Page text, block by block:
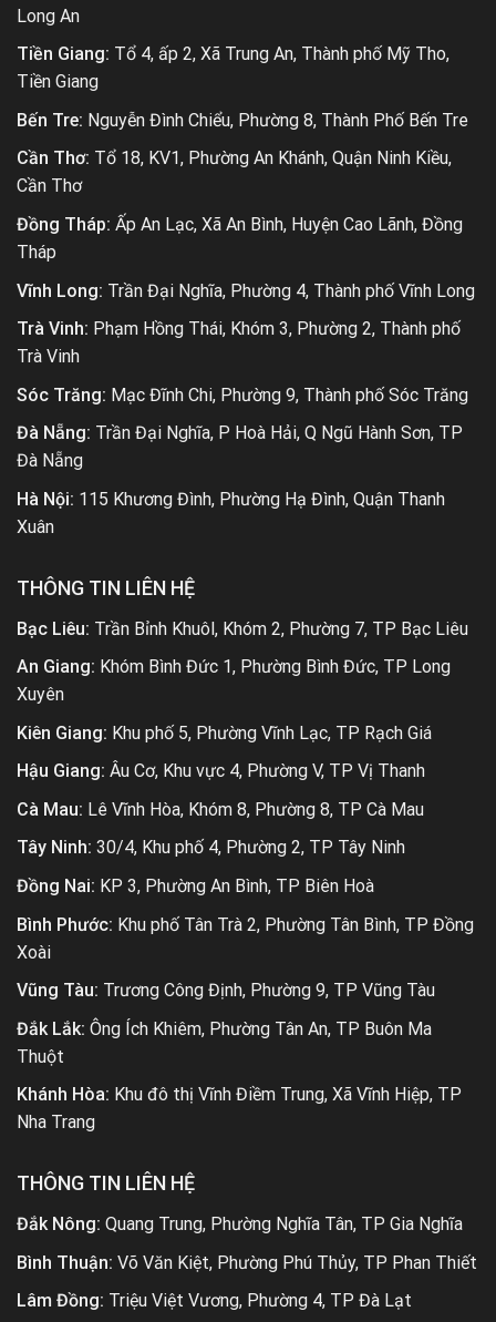
Long An
Tiền Giang: Tổ 4, ấp 2, Xã Trung An, Thành phố Mỹ Tho,
Tiền Giang
Bến Tre: Nguyễn Đình Chiểu, Phường 8, Thành Phố Bến Tre
Cần Thơ: Tổ 18, KV1, Phường An Khánh, Quận Ninh Kiều,
Cần Thơ
Đồng Tháp: Ấp An Lạc, Xã An Bình, Huyện Cao Lãnh, Đồng
Tháp
Vĩnh Long: Trần Đại Nghĩa, Phường 4, Thành phố Vĩnh Long
Trà Vinh: Phạm Hồng Thái, Khóm 3, Phường 2, Thành phố
Trà Vinh
Sóc Trăng: Mạc Đĩnh Chi, Phường 9, Thành phố Sóc Trăng
Đà Nẵng: Trần Đại Nghĩa, P Hoà Hải, Q Ngũ Hành Sơn, TP
Đà Nẵng
Hà Nội: 115 Khương Đình, Phường Hạ Đình, Quận Thanh
Xuân
THÔNG TIN LIÊN HỆ
Bạc Liêu: Trần Bỉnh Khuôl, Khóm 2, Phường 7, TP Bạc Liêu
An Giang: Khóm Bình Đức 1, Phường Bình Đức, TP Long
Xuyên
Kiên Giang: Khu phố 5, Phường Vĩnh Lạc, TP Rạch Giá
Hậu Giang: Âu Cơ, Khu vực 4, Phường V, TP Vị Thanh
Cà Mau: Lê Vĩnh Hòa, Khóm 8, Phường 8, TP Cà Mau
Tây Ninh: 30/4, Khu phố 4, Phường 2, TP Tây Ninh
Đồng Nai: KP 3, Phường An Bình, TP Biên Hoà
Bình Phước: Khu phố Tân Trà 2, Phường Tân Bình, TP Đồng
Xoài
Vũng Tàu: Trương Công Định, Phường 9, TP Vũng Tàu
Đắk Lắk: Ông Ích Khiêm, Phường Tân An, TP Buôn Ma
Thuột
Khánh Hòa: Khu đô thị Vĩnh Điềm Trung, Xã Vĩnh Hiệp, TP
Nha Trang
THÔNG TIN LIÊN HỆ
Đắk Nông: Quang Trung, Phường Nghĩa Tân, TP Gia Nghĩa
Bình Thuận: Võ Văn Kiệt, Phường Phú Thủy, TP Phan Thiết
Lâm Đồng: Triệu Việt Vương, Phường 4, TP Đà Lạt